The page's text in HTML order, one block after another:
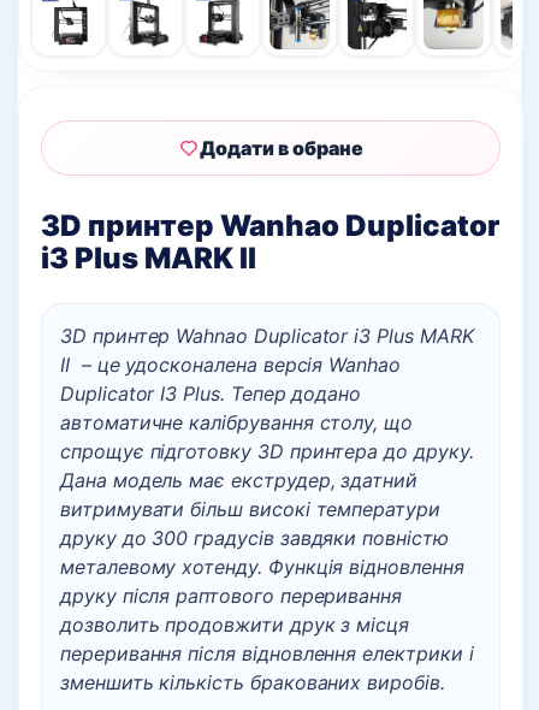
3D принтер Wanhao Duplicator
i3 Plus MARK II
3D принтер Wahnao Duplicator i3 Plus MARK
II– це удосконалена версія Wanhao
Duplicator I3 Plus. Тепер додано
автоматичне калібрування столу, що
спрощує підготовку 3D принтера до друку.
Дана модель має екструдер, здатний
витримувати більш високі температури
друку до 300 градусів завдяки повністю
металевому хотенду. Функція відновлення
друку після раптового переривання
дозволить продовжити друк з місця
переривання після відновлення електрики і
зменшить кількість бракованих виробів.
Додати в обране